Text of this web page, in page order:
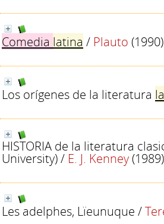
Comedia latina / Plauto (1990)
Los orígenes de la literatura
HISTORIA de la literatura
University)/ E. J. Kenney(1989)
Les adelphes, Lïeunuque /